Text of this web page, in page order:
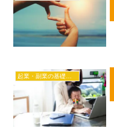
起業・副業の基礎知識